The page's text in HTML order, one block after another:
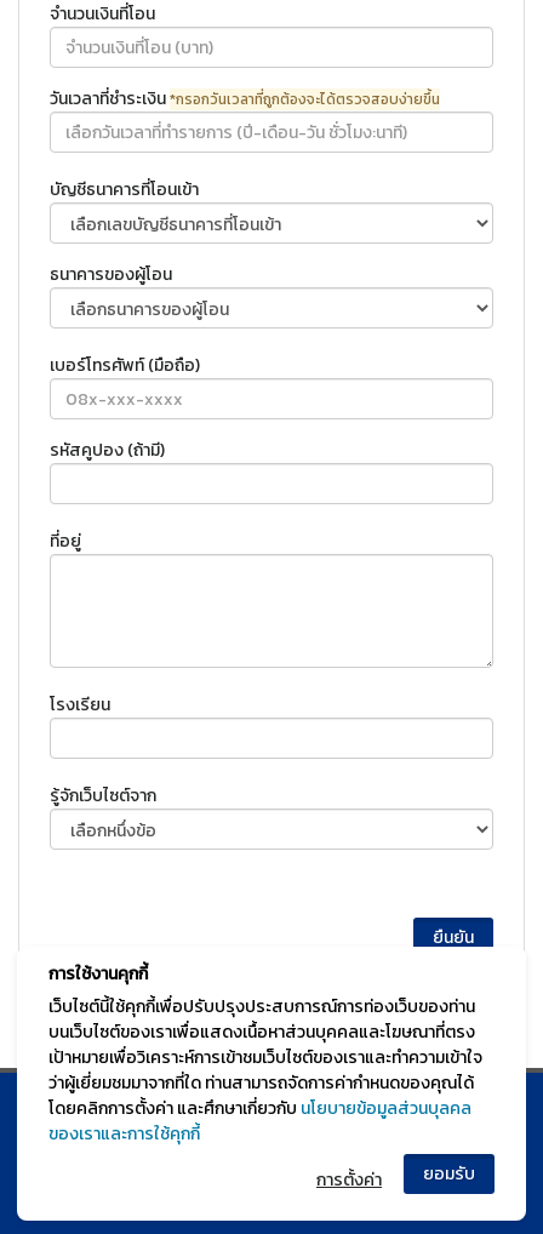
จำนวนเงินที่โอน
วันเวลาที่ชำระเงิน*กรอกวันเวลาที่ถูกต้องจะได้ตรวจสอบง่ายขึ้น
บัญชีธนาคารที่โอนเข้า
ธนาคารของผู้โอน
เบอร์โทรศัพท์ (มือถือ)
รหัสคูปอง (ถ้ามี)
ที่อยู่
โรงเรียน
รู้จักเว็บไซต์จาก
การใช้งานคุกกี้
เว็บไซต์นี้ใช้คุกกี้เพื่อปรับปรุงประสบการณ์การท่องเว็บของท่าน
บนเว็บไซต์ของเราเพื่อแสดงเนื้อหาส่วนบุคคลและโฆษณาที่ตรง
เป้าหมายเพื่อวิเคราะห์การเข้าชมเว็บไซต์ของเราและทำความเข้าใจ
ว่าผู้เยี่ยมชมมาจากที่ใด ท่านสามารถจัดการค่ากำหนดของคุณได้
โดยคลิกการตั้งค่า และศึกษาเกี่ยวกับ นโยบายข้อมูลส่วนบุลคล
ของเราและการใช้คุกกี้
การตั้งค่า
© TGURU.online 2026 All right reserved. v1.0 Powered by Course